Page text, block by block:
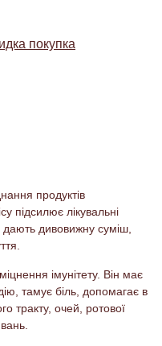
покупка
продуктів
підсилює лікувальні
дають дивовижну суміш,
імунітету. Він має
тамує біль, допомагає в
тракту, очей, ротової